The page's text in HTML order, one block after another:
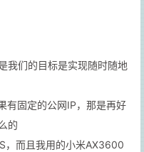
我们的目标是实现随时随地
有固定的公网IP，那是再好
的
，而且我用的小米AX3600